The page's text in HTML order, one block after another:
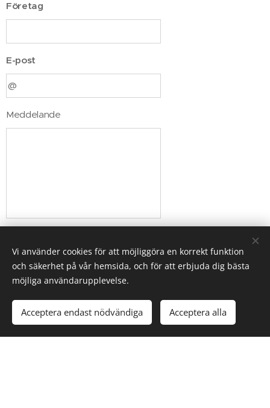
Företag
E-post
Meddelande
Program
Vi använder cookies för att möjliggöra en korrekt funktion
och säkerhet på vår hemsida, och för att erbjuda dig bästa
möjliga användarupplevelse.
Acceptera endast nödvändiga Acceptera alla